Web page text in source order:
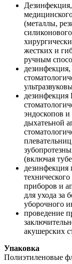
(металлы,
жестких и
ручным
эндоскопов
дыхатеьной
(включая
дезинфекция
приборов и
для ухода за
уборочного
проведение
акушерских
Упаковка
Полиэтиленовые